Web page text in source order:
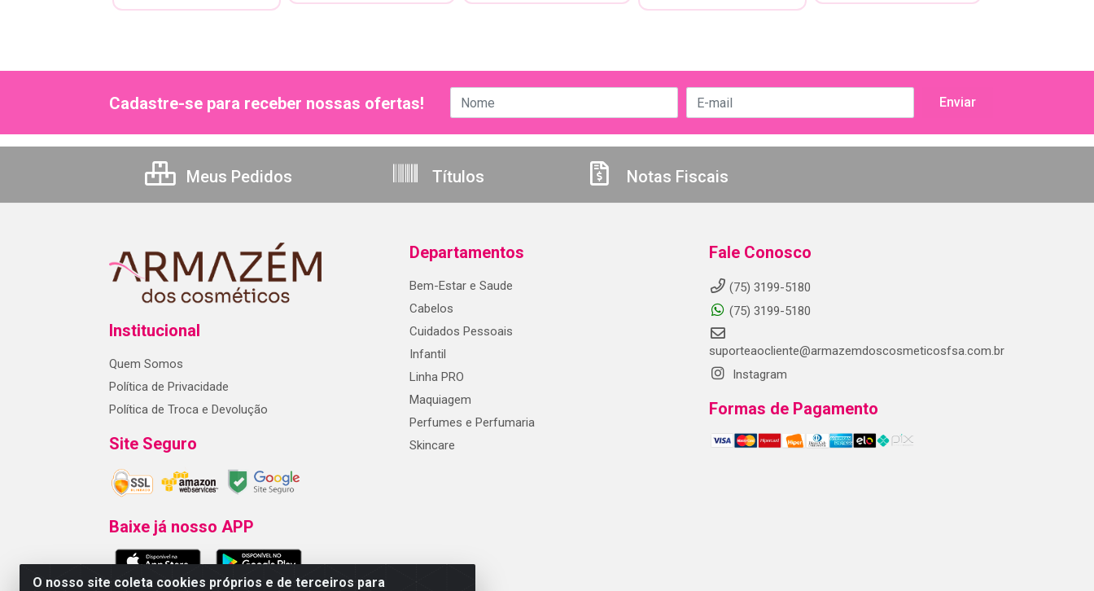
O nosso site coleta cookies próprios e de terceiros para
Cadastre-se para receber nossas ofertas!
Meus Pedidos Títulos Notas Fiscais
Institucional
Quem Somos
Política de Privacidade
Política de Troca e Devolução
Site Seguro
Baixe já nosso APP
Departamentos
Bem-Estar e Saude
Cabelos
Cuidados Pessoais
Infantil
Linha PRO
Maquiagem
Perfumes e Perfumaria
Skincare
Fale Conosco
(75) 3199-5180
(75) 3199-5180
suporteaocliente@armazemdoscosmeticosfsa.com.br
Instagram
Formas de Pagamento